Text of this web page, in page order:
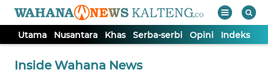
Utama Nusantara Khas Serba-serbi Opini Indeks
Inside Wahana News
TV
Tutup